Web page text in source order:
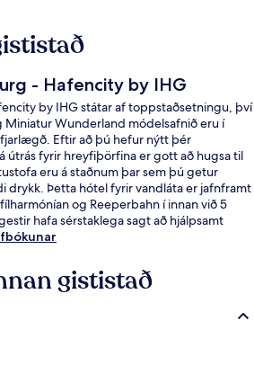
- Hafencity by IHG
by IHG státar af toppstaðsetningu, því
Miniatur Wunderland módelsafnið eru í
Eftir að þú hefur nýtt þér
útrás fyrir hreyfiþörfina er gott að hugsa til
eru á staðnum þar sem þú getur
drykk. Þetta hótel fyrir vandláta er jafnframt
og Reeperbahn í innan við 5
hafa sérstaklega sagt að hjálpsamt
gististaðarins. Það er ekki langt að fara til
og Überseequartier-lestarstöðin í 6
gististað